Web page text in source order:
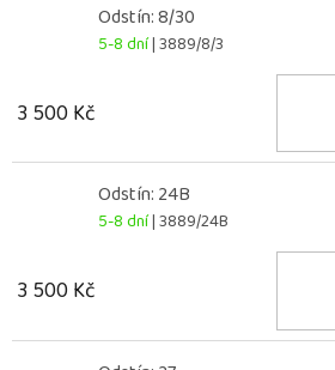
Odstín: 8/30
5-8 dní| 3889/8/3
3 500 Kč
Odstín: 24B
5-8 dní| 3889/24B
3 500 Kč